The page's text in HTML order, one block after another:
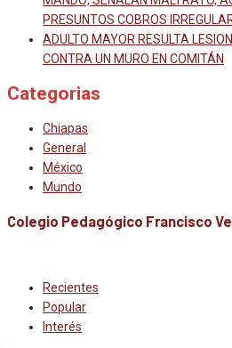
PRESUNTOS COBROS
ADULTO MAYOR RESULTA
CONTRA UN MURO EN COMITÁN
Categorias
Chiapas
General
México
Mundo
Colegio Pedagógico Francisco
Recientes
Popular
Interés